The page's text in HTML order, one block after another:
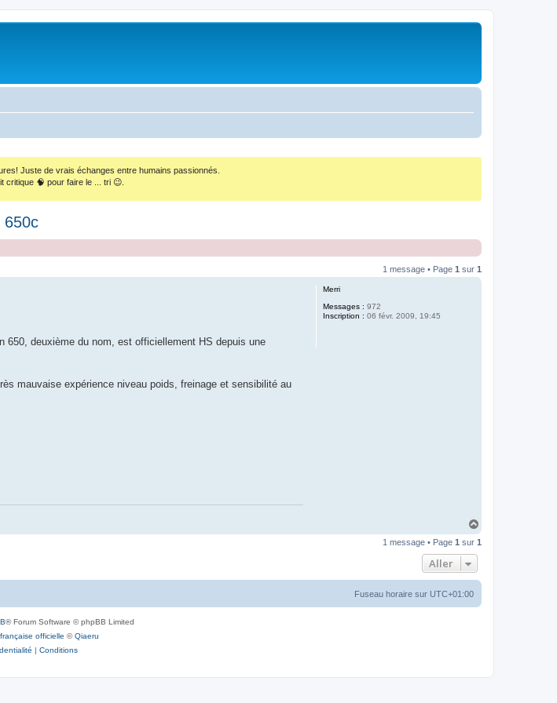
Juste de vrais échanges entre humains passionnés.
critique 🧠 pour faire le ... tri 😉.
650c
1 message • Page 1 sur 1
Merri
Messages : 972
Inscription : 06 févr. 2009, 19:45
650, deuxième du nom, est officiellement HS depuis une
mauvaise expérience niveau poids, freinage et sensibilité au
u
1 message • Page 1 sur 1
Aller
Fuseau horaire sur UTC+01:00
® Forum Software © phpBB Limited
officielle ©Qiaeru
| Conditions